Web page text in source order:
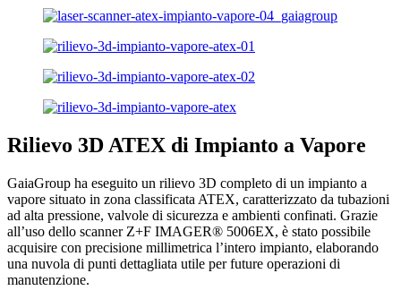
Rilievo 3D ATEX di Impianto a Vapore
GaiaGroup ha eseguito un rilievo 3D completo di un impianto a
vapore situato in zona classificata ATEX, caratterizzato da tubazioni
ad alta pressione, valvole di sicurezza e ambienti confinati. Grazie
all’uso dello scanner Z+F IMAGER® 5006EX, è stato possibile
acquisire con precisione millimetrica l’intero impianto, elaborando
una nuvola di punti dettagliata utile per future operazioni di
manutenzione.